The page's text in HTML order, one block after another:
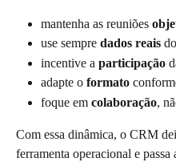
mantenha as reuniões
use sempre dados reais
incentive a participação
adapte o formato
foque em colaboração,
Com essa dinâmica, o CRM
ferramenta operacional e